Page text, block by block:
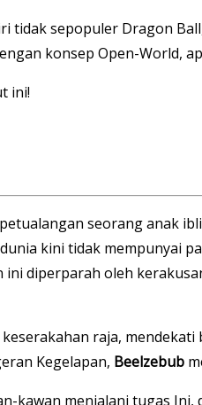
tidak sepopuler Dragon
konsep Open-World,
ini!
seorang anak
kini tidak mempunyai
ini diperparah oleh
raja,
Kegelapan, Beelzebub
kawan menjalani tugas